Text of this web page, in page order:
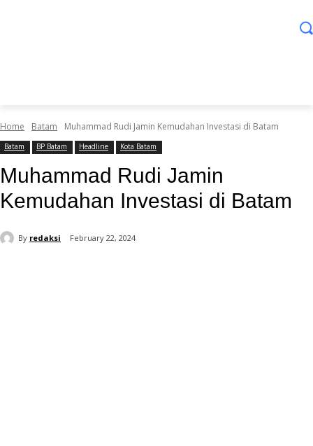
Home Batam Muhammad Rudi Jamin Kemudahan Investasi di Batam
Batam BP Batam Headline Kota Batam
Muhammad Rudi Jamin
Kemudahan Investasi di Batam
By redaksi February 22, 2024